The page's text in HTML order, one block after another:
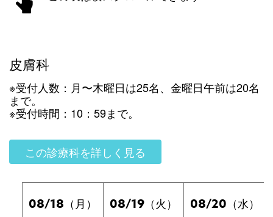
皮膚科
※受付人数：月〜木曜日は25名、金曜日午前は20名
まで。
※受付時間：10：59まで。
この診療科を詳しく見る
08/18 （月） 08/19 （火） 08/20 （水）